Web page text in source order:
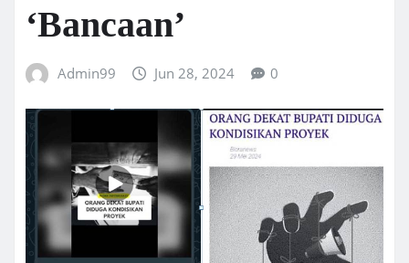
‘Bancaan’
Admin99 Jun 28, 2024 0